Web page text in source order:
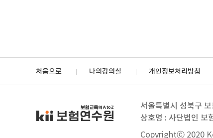
처음으로 나의강의실 개인정보처리방침
서울특별시 성북구
상호명 : 사단법인 보
Copyrightⓒ 2020